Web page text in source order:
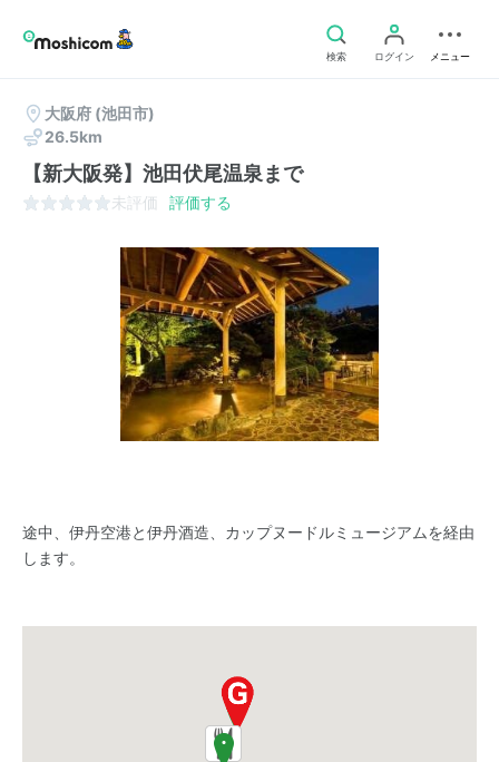
検索 ログイン メニュー
大阪府 (池田市)
26.5km
【新大阪発】池田伏尾温泉まで
未評価 評価する
途中、伊丹空港と伊丹酒造、カップヌードルミュージアムを経由
します。